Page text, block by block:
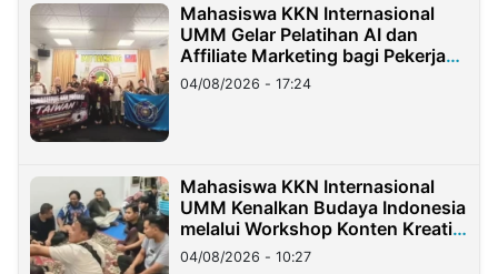
Mahasiswa KKN Internasional
UMM Gelar Pelatihan AI dan
Affiliate Marketing bagi Pekerja
Migran Indonesia di Taiwan
04/08/2026 - 17:24
Mahasiswa KKN Internasional
UMM Kenalkan Budaya Indonesia
melalui Workshop Konten Kreatif
di Taiwan
04/08/2026 - 10:27